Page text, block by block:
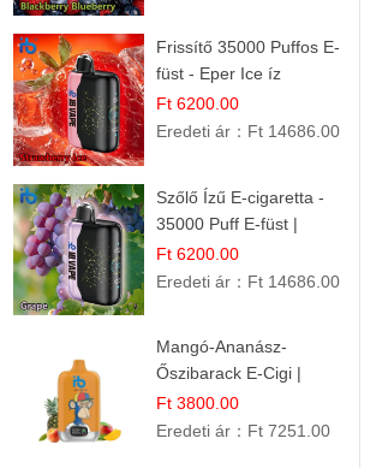
Frissítő 35000 Puffos E-
füst - Eper Ice íz
Ft 6200.00
Eredeti ár： Ft 14686.00
Szőlő Ízű E-cigaretta -
35000 Puff E-füst |
Intenzív
Gyümölcsélmény!
Ft 6200.00
Eredeti ár： Ft 14686.00
Mangó-Ananász-
Őszibarack E-Cigi |
12.000 Befújás |
Tropikus Gyümölcs Íz
Ft 3800.00
Eredeti ár： Ft 7251.00